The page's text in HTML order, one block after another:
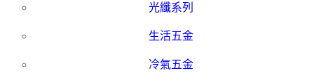
光纖系列
生活五金
冷氣五金